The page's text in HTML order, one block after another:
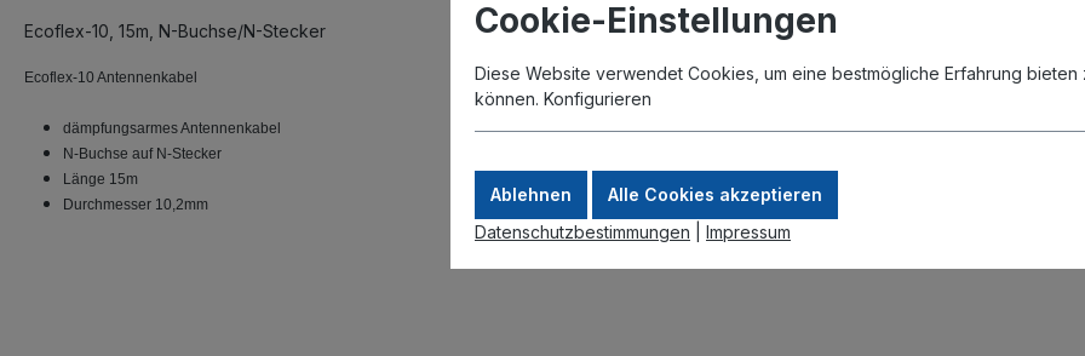
Ecoflex-10, 15m, N-Buchse/N-Stecker
Ecoflex-10 Antennenkabel
dämpfungsarmes Antennenkabel
N-Buchse auf N-Stecker
Länge 15m
Durchmesser 10,2mm
Cookie-Einstellungen
Diese Website verwendet Cookies, um eine bestmögliche Erfahrung bieten
können. Konfigurieren
Ablehnen
Alle Cookies akzeptieren
Datenschutzbestimmungen
Impressum